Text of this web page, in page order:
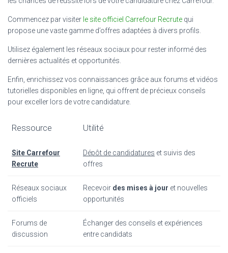
Commencez par visiter le site officiel Carrefour Recrute qui
propose une vaste gamme d’offres adaptées à divers profils.
Utilisez également les réseaux sociaux pour rester informé des
dernières actualités et opportunités.
Enfin, enrichissez vos connaissances grâce aux forums et vidéos
tutorielles disponibles en ligne, qui offrent de précieux conseils
pour exceller lors de votre candidature.
Ressource Utilité
Site Carrefour
Recrute
Dépôt de candidatures et suivis des
offres
Réseaux sociaux
officiels
Recevoir des mises à jour et nouvelles
opportunités
Forums de
discussion
Échanger des conseils et expériences
entre candidats